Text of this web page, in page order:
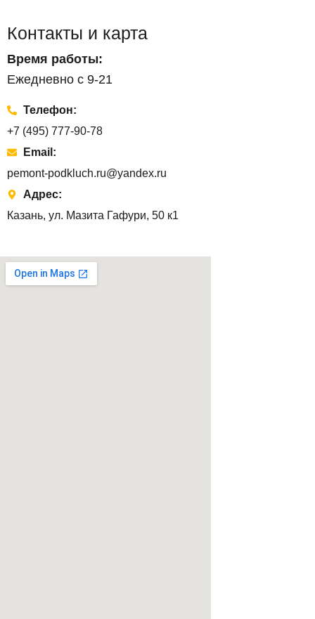
Контакты и карта
Время работы:
Ежедневно с 9-21
Телефон:
+7 (495) 777-90-78
Email:
pemont-podkluch.ru@yandex.ru
Адрес:
Казань, ул. Мазита Гафури, 50 к1